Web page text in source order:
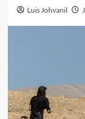
Luis Johvanil